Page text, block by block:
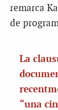
remarca
de
La
“una